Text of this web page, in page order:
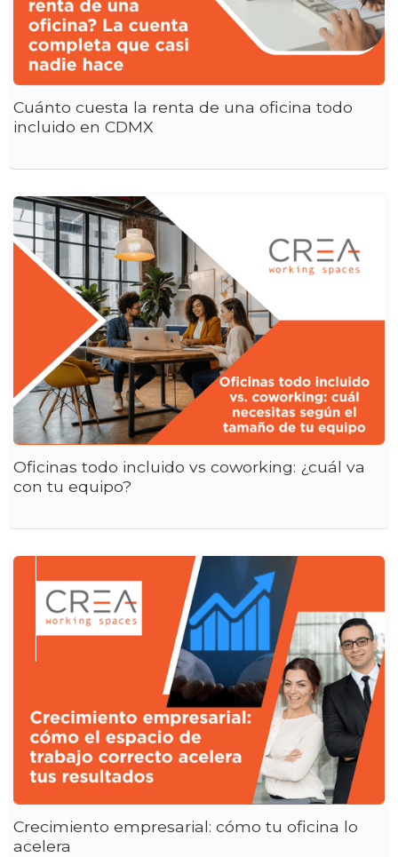
Cuánto cuesta la renta de una oficina todo
incluido en CDMX
Oficinas todo incluido vs coworking: ¿cuál va
con tu equipo?
Crecimiento empresarial: cómo tu oficina lo
acelera